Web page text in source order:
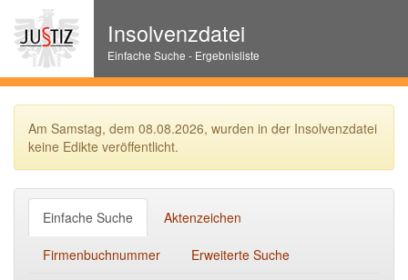
Insolvenzdatei
Einfache Suche - Ergebnisliste
Am Samstag, dem 08.08.2026, wurden in der Insolvenzdatei
keine Edikte veröffentlicht.
Einfache Suche Aktenzeichen
Firmenbuchnummer Erweiterte Suche